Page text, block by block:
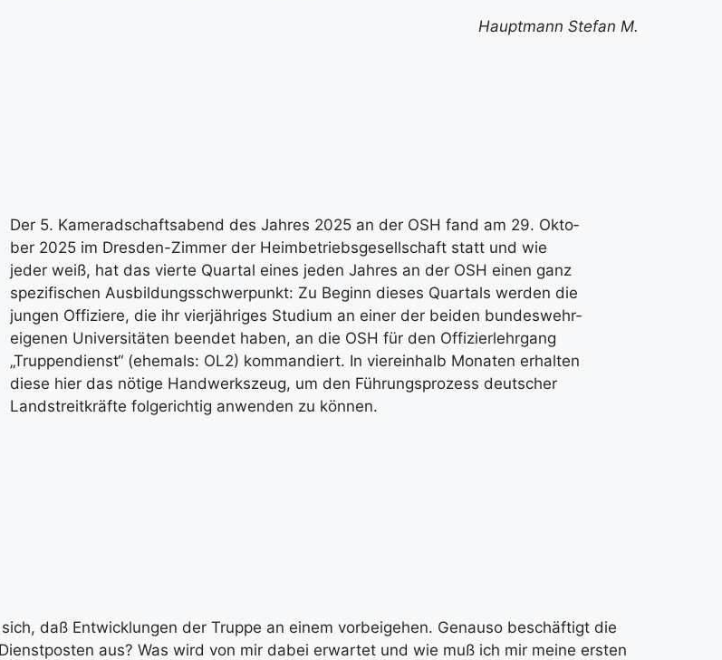
Haupt­mann Ste­fan M.
Der 5. Kame­rad­schafts­abend des Jah­res 2025 an der OSH fand am 29. Okto­
ber 2025 im Dres­den-Zim­mer der Heim­be­triebs­ge­sell­schaft statt und wie
jeder weiß, hat das vier­te Quar­tal eines jeden Jah­res an der OSH einen ganz
spe­zi­fi­schen Aus­bil­dungs­schwer­punkt: Zu Beginn die­ses Quar­tals wer­den die
jun­gen Offi­zie­re, die ihr vier­jäh­ri­ges Stu­di­um an einer der bei­den bun­des­wehr­
ei­ge­nen Uni­ver­si­tä­ten been­det haben, an die OSH für den Offi­zier­lehr­gang
„Trup­pen­dienst“ (ehe­mals: OL2) kom­man­diert. In vier­ein­halb Mona­ten erhal­ten
die­se hier das nöti­ge Hand­werks­zeug, um den Füh­rungs­pro­zess deut­scher
Land­streit­kräf­te fol­ge­rich­tig anwen­den zu kön­nen.
daß Ent­wick­lun­gen der Trup­pe an einem vor­bei­ge­hen. Genau­so beschäf­tigt die
aus? Was wird von mir dabei erwar­tet und wie muß ich mir mei­ne ers­ten